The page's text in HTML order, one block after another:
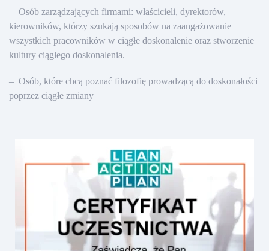
– Osób zarządzających firmami: właścicieli, dyrektorów,
kierowników, którzy szukają sposobów na zaangażowanie
wszystkich pracowników w ciągłe doskonalenie oraz stworzenie
kultury ciągłego doskonalenia.
– Osób, które chcą poznać filozofię prowadzącą do doskonałości
poprzez ciągłe zmiany